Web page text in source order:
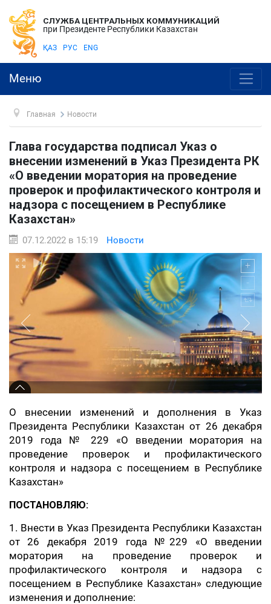
СЛУЖБА ЦЕНТРАЛЬНЫХ КОММУНИКАЦИЙ
при Президенте Республики Казахстан
ҚАЗ РУС ENG
Меню
Главная Новости
Глава государства подписал Указ о
внесении изменений в Указ Президента РК
«О введении моратория на проведение
проверок и профилактического контроля и
надзора с посещением в Республике
Казахстан»
07.12.2022 в 15:19 Новости
О внесении изменений и дополнения в Указ
Президента Республики Казахстан от 26 декабря
2019 года № 229 «О введении моратория на
проведение проверок и профилактического
контроля и надзора с посещением в Республике
Казахстан»
ПОСТАНОВЛЯЮ:
1. Внести в Указ Президента Республики Казахстан
от 26 декабря 2019 года №229 «О введении
моратория на проведение проверок и
профилактического контроля и надзора с
посещением в Республике Казахстан» следующие
изменения и дополнение: